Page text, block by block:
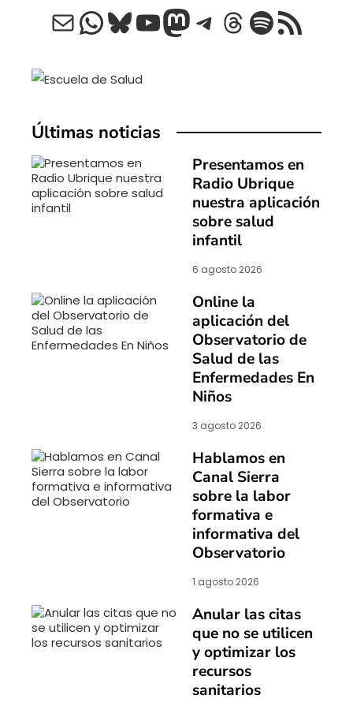
Correo electrónico
WhatsApp
Bluesky
YouTube
Mastodon
Telegram
Threads
Spotify
Feed RSS
Últimas noticias
Presentamos en
Radio Ubrique
nuestra aplicación
sobre salud
infantil
6 agosto 2026
Online la
aplicación del
Observatorio de
Salud de las
Enfermedades En
Niños
3 agosto 2026
Hablamos en
Canal Sierra
sobre la labor
formativa e
informativa del
Observatorio
1 agosto 2026
Anular las citas
que no se utilicen
y optimizar los
recursos
sanitarios